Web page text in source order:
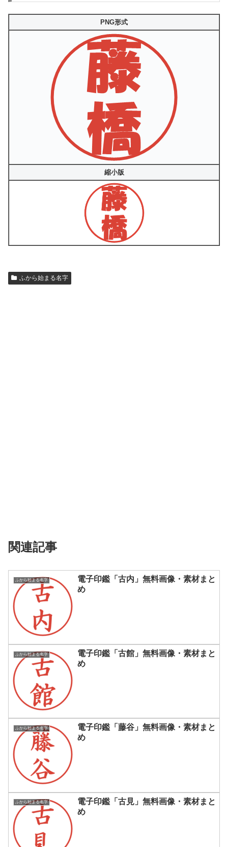
PNG形式
縮小版
ふから始まる名字
関連記事
ふから始まる名字
電子印鑑「古内」無料画像・素材まと
め
ふから始まる名字
電子印鑑「古館」無料画像・素材まと
め
ふから始まる名字
電子印鑑「藤谷」無料画像・素材まと
め
ふから始まる名字
電子印鑑「古見」無料画像・素材まと
め